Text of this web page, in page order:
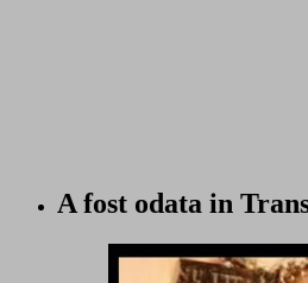
A fost odata in